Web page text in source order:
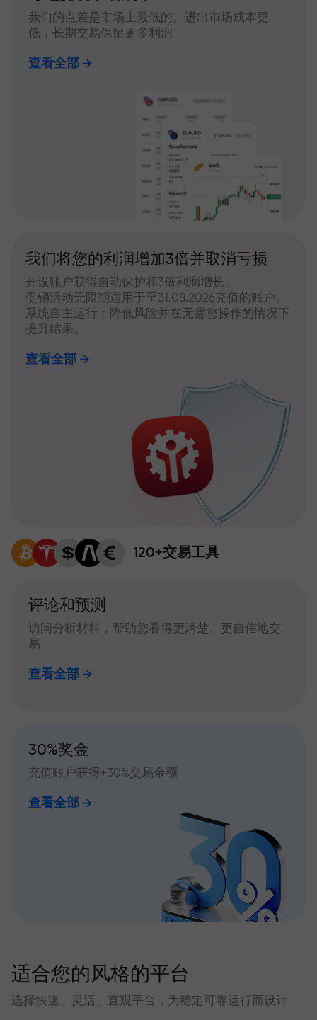
我们的点差是市场上最低的。进出市场成本更
低，长期交易保留更多利润
查看全部
我们将您的利润增加3倍并取消亏损
开设账户获得自动保护和3倍利润增长。
促销活动无限期适用于至31.08.2026充值的账户。
系统自主运行：降低风险并在无需您操作的情况下
提升结果。
查看全部
120+交易工具
评论和预测
访问分析材料，帮助您看得更清楚、更自信地交
易
查看全部
30%奖金
充值账户获得+30%交易余额
查看全部
适合您的风格的平台
选择快速、灵活、直观平台，为稳定可靠运行而设计